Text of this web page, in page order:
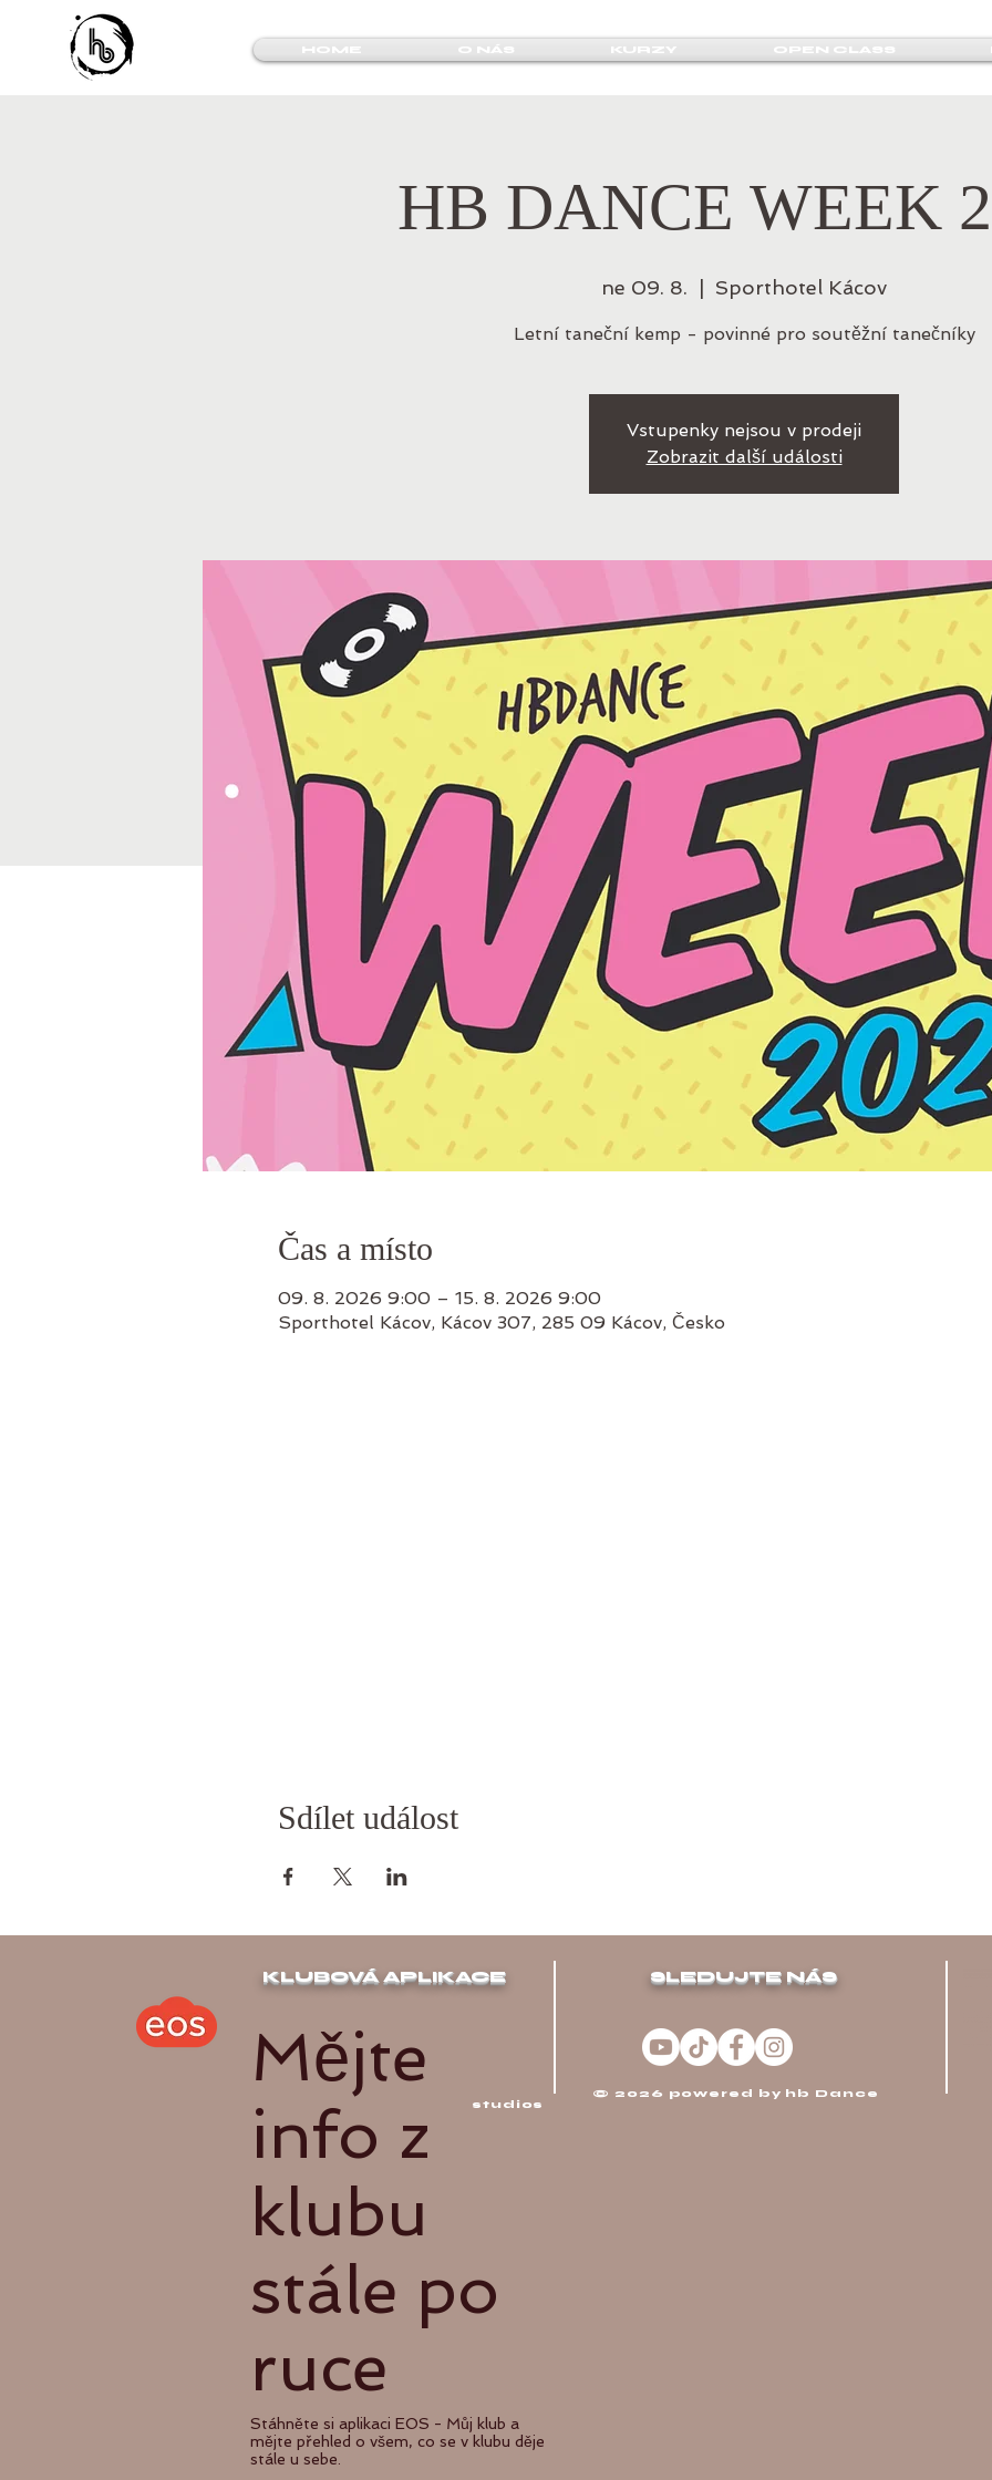
HOME O NÁS KURZY OPEN CLASS
HB DANCE WEEK
ne 09. 8. Sporthotel Kácov
Letní taneční kemp - povinné pro soutěžní tanečníky
Vstupenky nejsou v prodeji
Zobrazit další události
Čas a místo
09. 8. 2026 9:00 – 15. 8. 2026 9:00
Sporthotel Kácov, Kácov 307, 285 09 Kácov, Česko
Sdílet událost
Mějte
info z
klubu
stále po
ruce
Stáhněte si aplikaci EOS - Můj klub a
mějte přehled o všem, co se v klubu děje
stále u sebe.
SLEDUJTE NÁS
KLUBOVÁ APLIKACE
​© 2026 powered by hb Dance
studios